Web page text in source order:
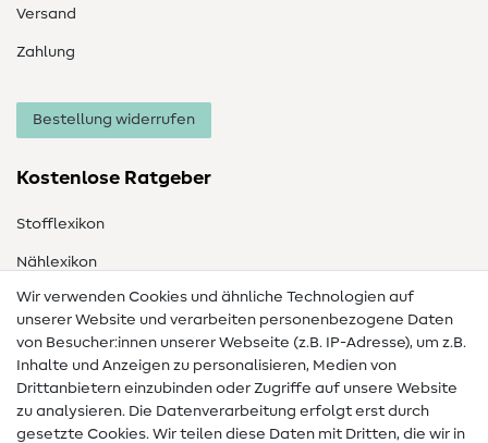
Versand
Zahlung
Bestellung widerrufen
Kostenlose Ratgeber
Stofflexikon
Nählexikon
Nähanleitungen
Hilfe & Kontakt
Kontakt
Infos zum Betreiberwechsel
Wir verwenden Cookies und ähnliche Technologien auf
unserer Website und verarbeiten personenbezogene Daten
von Besucher:innen unserer Webseite (z.B. IP-Adresse), um z.B.
Inhalte und Anzeigen zu personalisieren, Medien von
Drittanbietern einzubinden oder Zugriffe auf unsere Website
zu analysieren. Die Datenverarbeitung erfolgt erst durch
gesetzte Cookies. Wir teilen diese Daten mit Dritten, die wir in